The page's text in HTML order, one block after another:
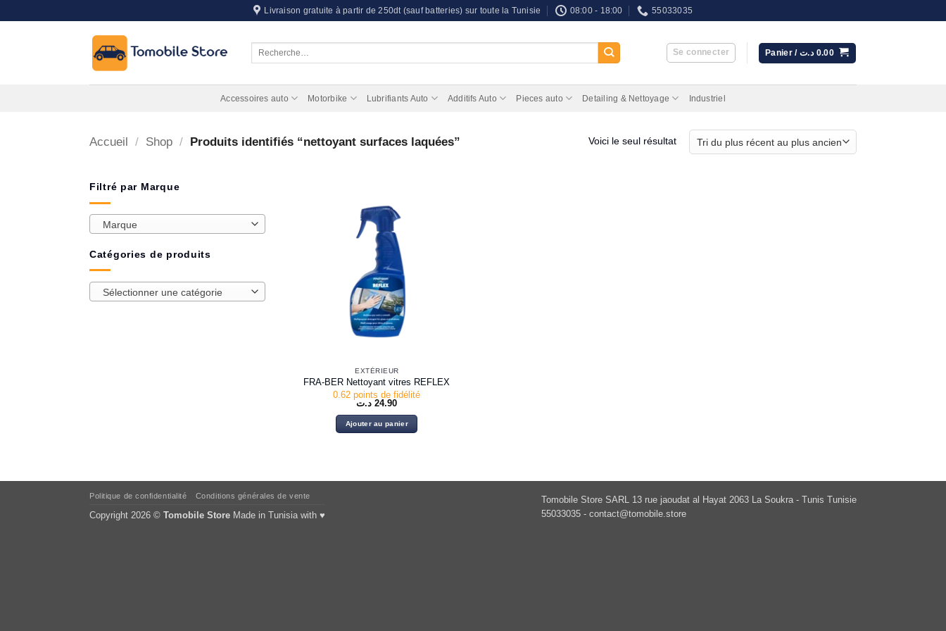
au
Livraison gratuite à partir de 250dt (sauf batteries) sur toute la Tunisie 08:00 - 18:00 55033035
Se connecter Panier / 0.00 د.ت
Accessoires auto Motorbike Lubrifiants Auto Additifs Auto Pieces auto Detailing & Nettoyage Industriel
Accueil / Shop / Produits identifiés “nettoyant surfaces laquées” Voici le seul résultat
Filtré par Marque
Marque
Catégories de produits
Sélectionner une catégorie
EXTÉRIEUR
FRA-BER Nettoyant vitres REFLEX
0.62 points de fidélité
24.90 د.ت
Ajouter au panier
Tomobile Store SARL 13 rue jaoudat al Hayat 2063 La Soukra - Tunis Tunisie
55033035 - contact@tomobile.store
Politique de confidentialité Conditions générales de vente
Copyright 2026 © Tomobile Store Made in Tunisia with ♥